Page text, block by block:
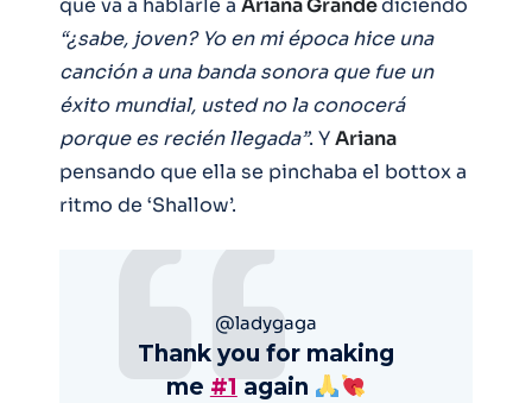
que va a hablarle a Ariana Grandediciendo
“¿sabe, joven? Yo en mi época hice una
canción a una banda sonora que fue un
éxito mundial, usted no la conocerá
porque es recién llegada”. YAriana
pensando que ella se pinchaba el bottox a
ritmo de ‘Shallow’.
@ladygaga
Thank you for making
me #1 again